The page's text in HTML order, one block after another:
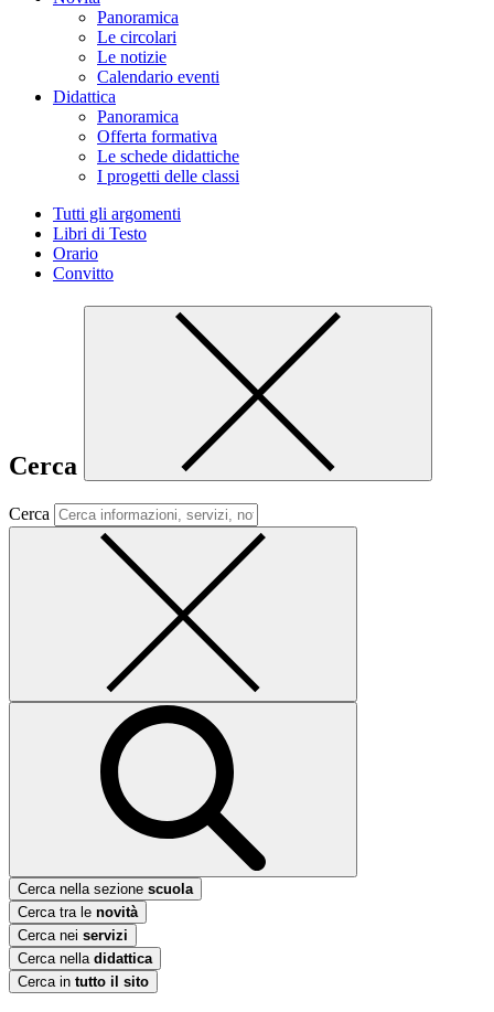
Panoramica
Le circolari
Le notizie
Calendario eventi
Didattica
Panoramica
Offerta formativa
Le schede didattiche
I progetti delle classi
Tutti gli argomenti
Libri di Testo
Orario
Convitto
Cerca
Cerca
Cerca nella sezione scuola
Cerca tra le novità
Cerca nei servizi
Cerca nella didattica
Cerca in tutto il sito